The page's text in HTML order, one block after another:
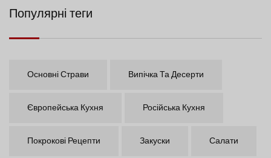
Популярні теги
Основні Страви Випічка Та Десерти
Європейська Кухня Російська Кухня
Покрокові Рецепти Закуски Салати